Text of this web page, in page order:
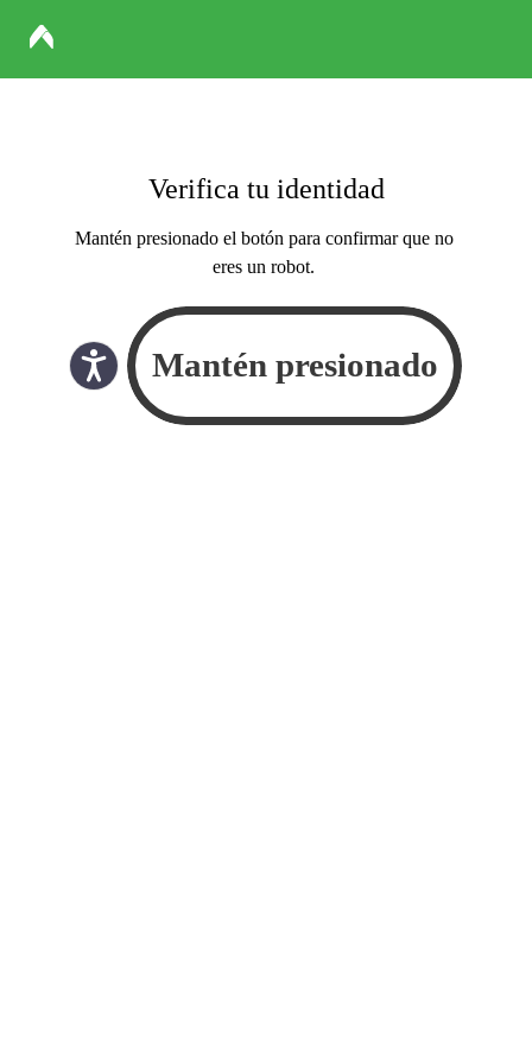
Verifica tu identidad
Mantén presionado el botón para confirmar que no
eres un robot.